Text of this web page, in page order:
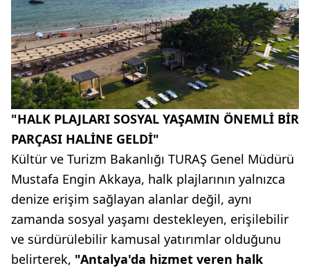
"HALK PLAJLARI SOSYAL YAŞAMIN ÖNEMLİ BİR
PARÇASI HALİNE GELDİ"
Kültür ve Turizm Bakanlığı TURAŞ Genel Müdürü
Mustafa Engin Akkaya, halk plajlarının yalnızca
denize erişim sağlayan alanlar değil, aynı
zamanda sosyal yaşamı destekleyen, erişilebilir
ve sürdürülebilir kamusal yatırımlar olduğunu
belirterek, "Antalya'da hizmet veren halk